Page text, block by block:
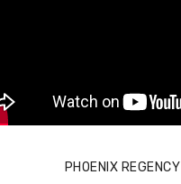
PHOENIX REGENCY